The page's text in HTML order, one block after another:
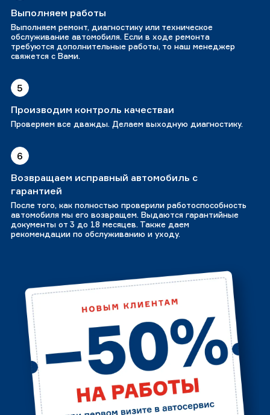
Выполняем работы
Выполняем ремонт, диагностику или техническое
обслуживание автомобиля. Если в ходе ремонта
требуются дополнительные работы, то наш менеджер
свяжется с Вами.
5
Производим контроль качестваи
Проверяем все дважды. Делаем выходную диагностику.
6
Возвращаем исправный автомобиль с
гарантией
После того, как полностью проверили работоспособность
автомобиля мы его возвращем. Выдаются гарантийные
документы от 3 до 18 месяцев. Также даем
рекомендации по обслуживанию и уходу.